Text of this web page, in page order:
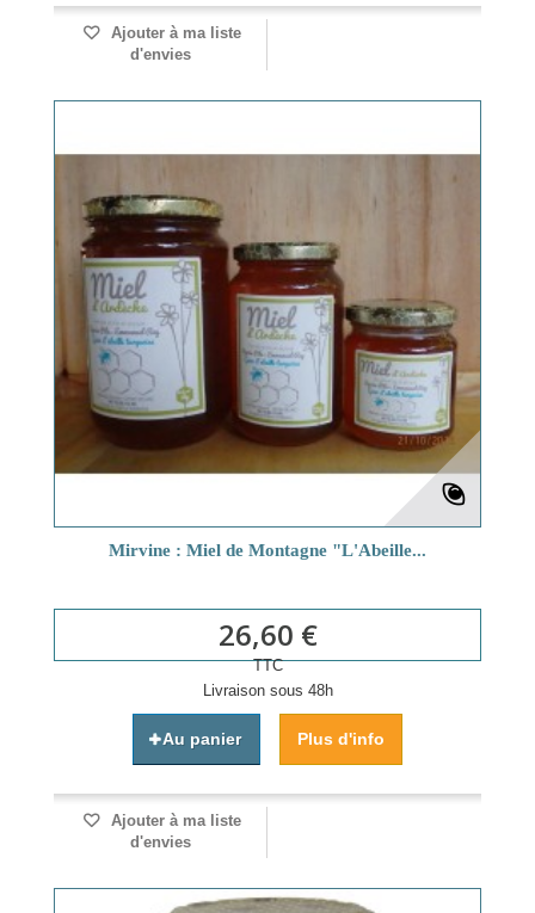
Ajouter à ma liste
d'envies
Mirvine : Miel de Montagne "L'Abeille...
26,60 €
TTC
Livraison sous 48h
Au panier Plus d'info
Ajouter à ma liste
d'envies